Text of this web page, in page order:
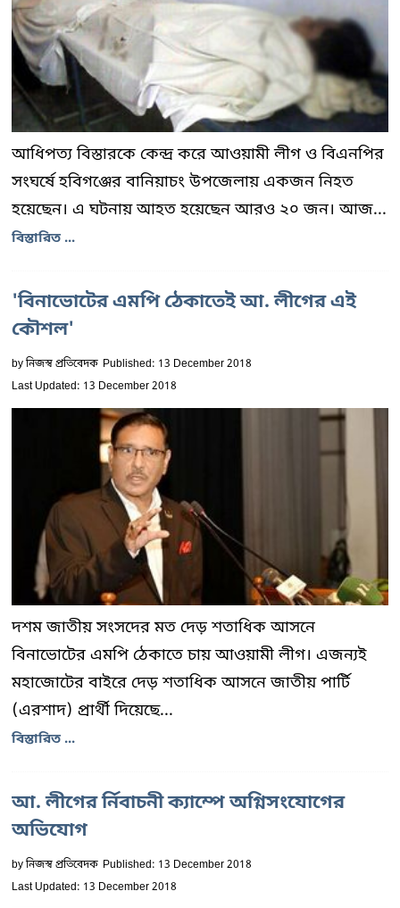
আধিপত্য বিস্তারকে কেন্দ্র করে আওয়ামী লীগ ও বিএনপির
সংঘ‌র্ষে হ‌বিগ‌ঞ্জের বা‌নিয়াচং উপজেলায় একজন নিহত
হয়েছেন। এ ঘটনায় আহত হয়েছেন আরও ২০ জন। আজ...
বিস্তারিত ...
'বিনাভোটের এমপি ঠেকাতেই আ. লীগের এই
কৌশল'
byনিজস্ব প্রতিবেদক Published: 13 December 2018
Last Updated: 13 December 2018
দশম জাতীয় সংসদের মত দেড় শতাধিক আসনে
বিনাভোটের এমপি ঠেকাতে চায় আওয়ামী লীগ। এজন্যই
মহাজোটের বাইরে দেড় শতাধিক আসনে জাতীয় পার্টি
(এরশাদ) প্রার্থী দিয়েছে...
বিস্তারিত ...
আ. লীগের র্নিবাচনী ক্যাম্পে অগ্নিসংযোগের
অভিযোগ
byনিজস্ব প্রতিবেদক Published: 13 December 2018
Last Updated: 13 December 2018